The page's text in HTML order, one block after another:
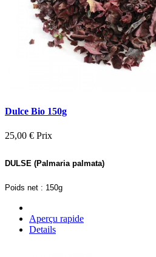
Dulce Bio 150g
25,00 € Prix
DULSE (Palmaria palmata)
Poids net : 150g
Aperçu rapide
Details